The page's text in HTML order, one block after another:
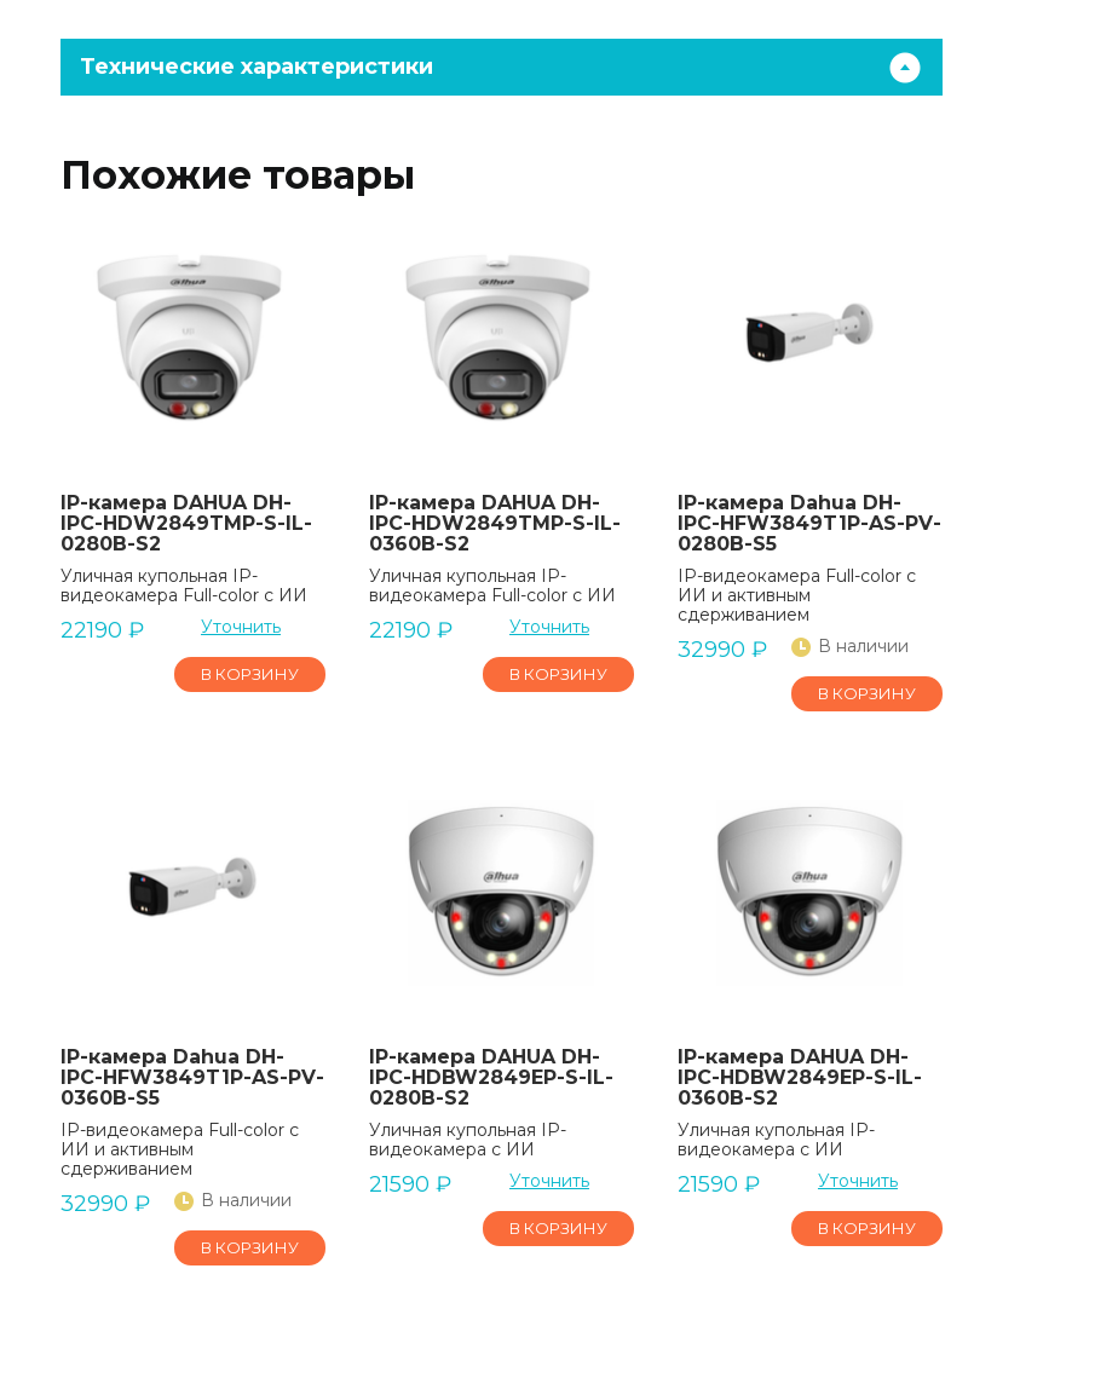
Технические характеристики
Похожие товары
IP-камера DAHUA DH-
IPC-HDW2849TMP-S-IL-
0280B-S2
Уличная купольная IP-
видеокамера Full-color с ИИ
22190 ₽ Уточнить
В КОРЗИНУ
IP-камера DAHUA DH-
IPC-HDW2849TMP-S-IL-
0360B-S2
Уличная купольная IP-
видеокамера Full-color с ИИ
22190 ₽ Уточнить
В КОРЗИНУ
IP-камера Dahua DH-
IPC-HFW3849T1P-AS-PV-
0280B-S5
IP-видеокамера Full-color с
ИИ и активным
сдерживанием
32990 ₽ В наличии
В КОРЗИНУ
IP-камера Dahua DH-
IPC-HFW3849T1P-AS-PV-
0360B-S5
IP-видеокамера Full-color с
ИИ и активным
сдерживанием
32990 ₽ В наличии
В КОРЗИНУ
IP-камера DAHUA DH-
IPC-HDBW2849EP-S-IL-
0280B-S2
Уличная купольная IP-
видеокамера с ИИ
21590 ₽ Уточнить
В КОРЗИНУ
IP-камера DAHUA DH-
IPC-HDBW2849EP-S-IL-
0360B-S2
Уличная купольная IP-
видеокамера с ИИ
21590 ₽ Уточнить
В КОРЗИНУ